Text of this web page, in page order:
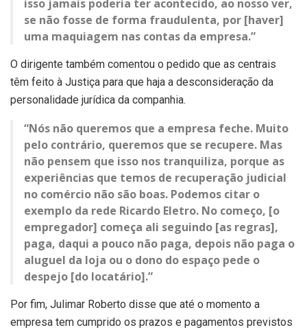
isso jamais poderia ter acontecido, ao nosso ver,
se não fosse de forma fraudulenta, por [haver]
uma maquiagem nas contas da empresa.”
O dirigente também comentou o pedido que as centrais
têm feito à Justiça para que haja a desconsideração da
personalidade jurídica da companhia.
“Nós não queremos que a empresa feche. Muito
pelo contrário, queremos que se recupere. Mas
não pensem que isso nos tranquiliza, porque as
experiências que temos de recuperação judicial
no comércio não são boas. Podemos citar o
exemplo da rede Ricardo Eletro. No começo, [o
empregador] começa ali seguindo [as regras],
paga, daqui a pouco não paga, depois não paga o
aluguel da loja ou o dono do espaço pede o
despejo [do locatário].”
Por fim, Julimar Roberto disse que até o momento a
empresa tem cumprido os prazos e pagamentos previstos